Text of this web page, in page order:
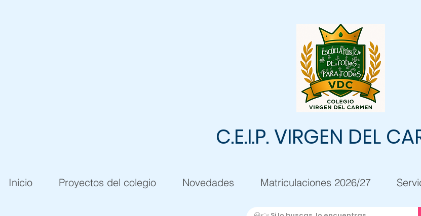
C.E.I.P. VIRGEN DEL
Inicio Proyectos del colegio Novedades Matriculaciones 2026/27